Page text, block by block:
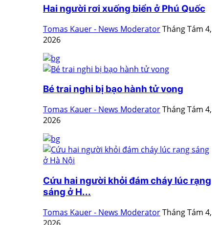
Hai người rơi xuống biển ở Phú Quốc
Tomas Kauer - News ModeratorTháng Tám 4,
2026
Bé trai nghi bị bạo hành tử vong
Tomas Kauer - News ModeratorTháng Tám 4,
2026
Cứu hai người khỏi đám cháy lúc rạng
sáng ở H...
Tomas Kauer - News ModeratorTháng Tám 4,
2026